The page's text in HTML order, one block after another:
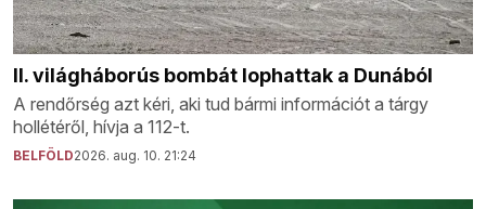
II. világháborús bombát lophattak a Dunából
A rendőrség azt kéri, aki tud bármi információt a tárgy
hollétéről, hívja a 112-t.
BELFÖLD2026. aug. 10. 21:24